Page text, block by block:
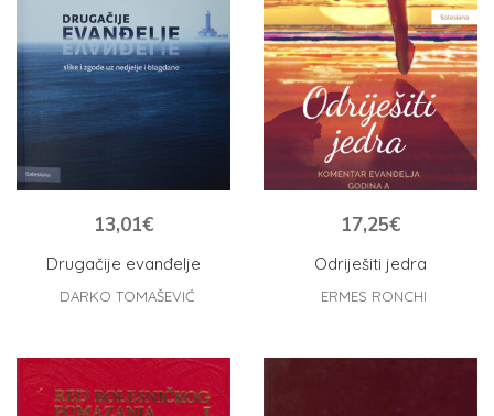
Drugačije evanđelje
13,01€
DARKO TOMAŠEVIĆ
Odriješiti jedra
17,25€
ERMES RONCHI